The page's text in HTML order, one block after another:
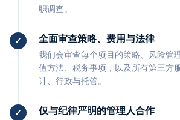
职调查。
全面审查策略、费用与法律
我们会审查每个项目的策略、风险管
值方法、税务事项，以及所有第三方
计、行政与托管。
仅与纪律严明的管理人合作